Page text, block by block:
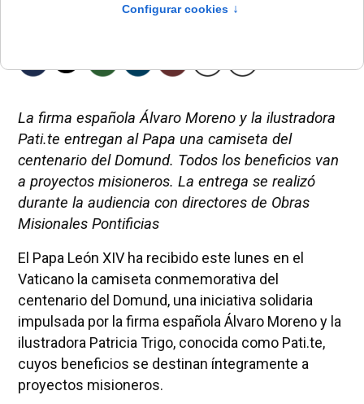
La firma española Álvaro Moreno y la ilustradora
Pati.te entregan al Papa una camiseta del
centenario del Domund. Todos los beneficios van
a proyectos misioneros. La entrega se realizó
durante la audiencia con directores de Obras
Misionales Pontificias
El Papa León XIV ha recibido este lunes en el
Vaticano la camiseta conmemorativa del
centenario del Domund, una iniciativa solidaria
impulsada por la firma española Álvaro Moreno y la
ilustradora Patricia Trigo, conocida como Pati.te,
cuyos beneficios se destinan íntegramente a
proyectos misioneros.